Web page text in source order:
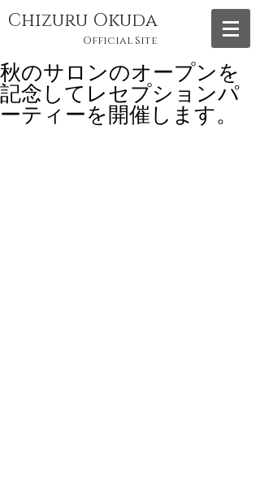
Chizuru Okuda
Official Site
秋のサロンのオープンを
記念してレセプションパ
ーティーを開催します。